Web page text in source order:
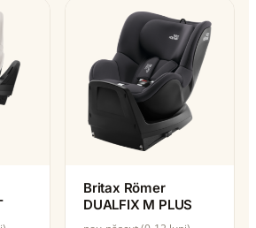
Britax Römer
DUALFIX M PLUS